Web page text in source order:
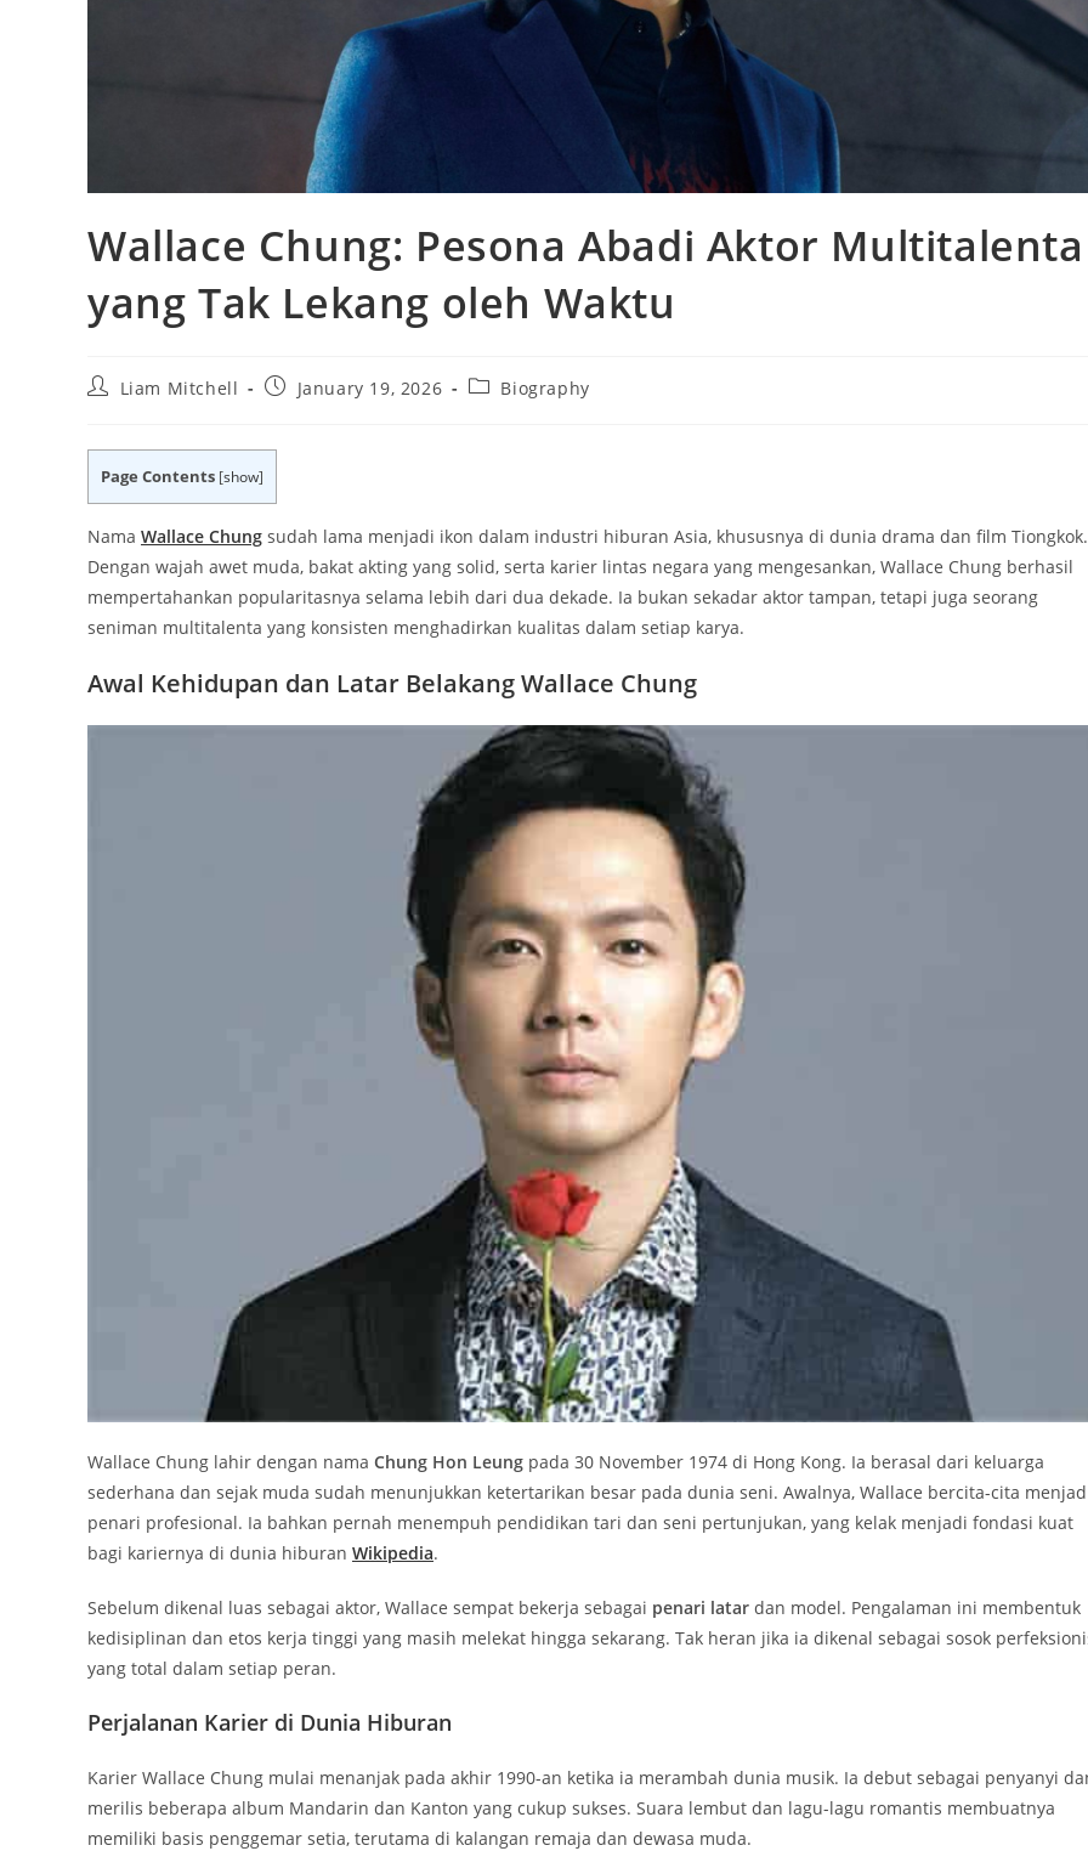
Wallace Chung: Pesona Abadi Aktor Multitalenta
yang Tak Lekang oleh Waktu
PostLiam Mitchell
PostJanuary 19, 2026
PostBiography
Page Contents [show]
Nama Wallace Chung sudah lama menjadi ikon dalam industri hiburan Asia, khususnya di dunia drama dan film Tiongkok.
Dengan wajah awet muda, bakat akting yang solid, serta karier lintas negara yang mengesankan, Wallace Chung berhasil
mempertahankan popularitasnya selama lebih dari dua dekade. Ia bukan sekadar aktor tampan, tetapi juga seorang
seniman multitalenta yang konsisten menghadirkan kualitas dalam setiap karya.
Awal Kehidupan dan Latar BelakangWallace Chung
Wallace Chung lahir dengan nama Chung Hon Leung pada 30 November 1974 di Hong Kong. Ia berasal dari keluarga
sederhana dan sejak muda sudah menunjukkan ketertarikan besar pada dunia seni. Awalnya, Wallace bercita-cita
penari profesional. Ia bahkan pernah menempuh pendidikan tari dan seni pertunjukan, yang kelak menjadi fondasi kuat
bagi kariernya di dunia hiburan Wikipedia.
Sebelum dikenal luas sebagai aktor, Wallace sempat bekerja sebagai penari latar dan model. Pengalaman ini membentuk
kedisiplinan dan etos kerja tinggi yang masih melekat hingga sekarang. Tak heran jika ia dikenal sebagai sosok
yang total dalam setiap peran.
Perjalanan Karier di Dunia Hiburan
Karier Wallace Chung mulai menanjak pada akhir 1990-an ketika ia merambah dunia musik. Ia debut sebagai penyanyi
merilis beberapa album Mandarin dan Kanton yang cukup sukses. Suara lembut dan lagu-lagu romantis membuatnya
memiliki basis penggemar setia, terutama di kalangan remaja dan dewasa muda.